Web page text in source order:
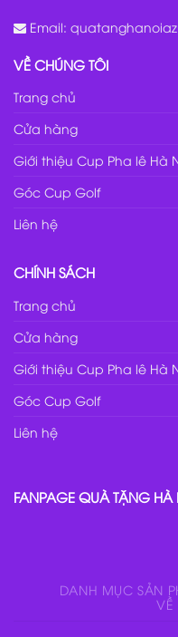
Email:
VỀ CHÚNG TÔI
Trang chủ
Cửa hàng
Giới thiệu Cup Pha lê Hà
Góc Cup Golf
Liên hệ
CHÍNH SÁCH
Trang chủ
Cửa hàng
Giới thiệu Cup Pha lê Hà
Góc Cup Golf
Liên hệ
FANPAGE QUÀ TẶNG HÀ
DANH MỤC SẢN
VỀ